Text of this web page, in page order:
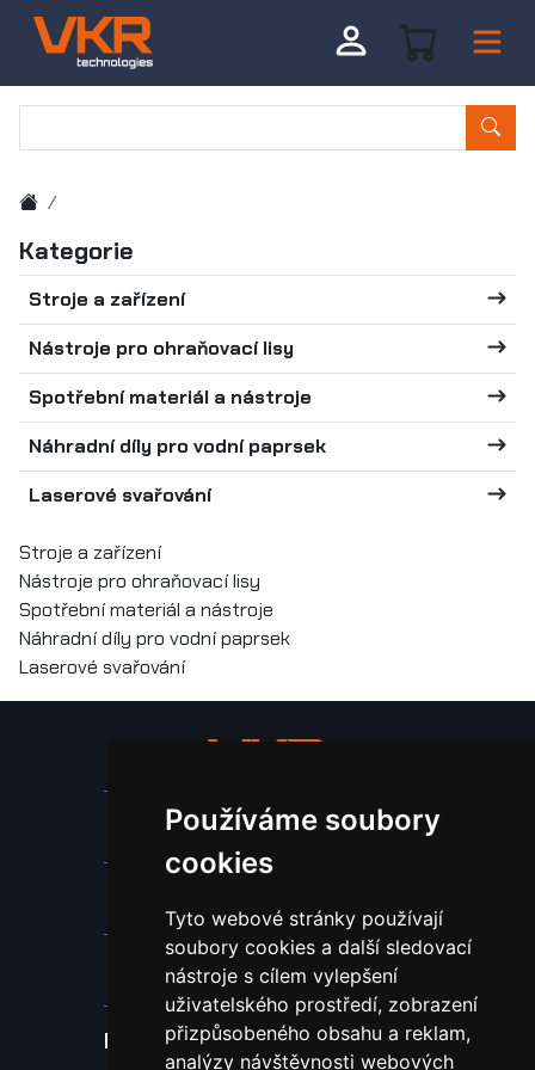
Používáme soubory
cookies
Tyto webové stránky používají
soubory cookies a další sledovací
nástroje s cílem vylepšení
uživatelského prostředí, zobrazení
přizpůsobeného obsahu a reklam,
analýzy návštěvnosti webových
Kategorie
Stroje a zařízení
Nástroje pro ohraňovací lisy
Spotřební materiál a nástroje
Náhradní díly pro vodní paprsek
Laserové svařování
Stroje a zařízení
Nástroje pro ohraňovací lisy
Spotřební materiál a nástroje
Náhradní díly pro vodní paprsek
Laserové svařování
Stroje a zařízení
Spotřební materiál a nástroje
Náhradní díly pro vodní paprsek